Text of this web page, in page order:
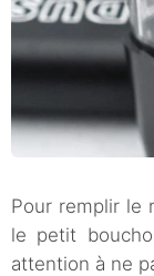
Pour remplir le
le petit
attention à ne